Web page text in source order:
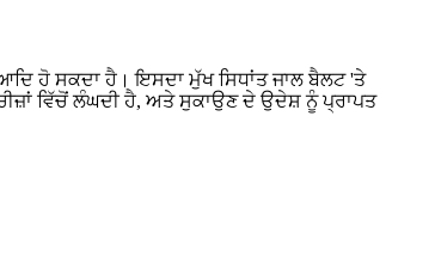
ਹੋ ਸਕਦਾ ਹੈ। ਇਸਦਾ ਮੁੱਖ ਸਿਧਾਂਤ ਜਾਲ ਬੈਲਟ 'ਤੇ
ਵਿੱਚੋਂ ਲੰਘਦੀ ਹੈ, ਅਤੇ ਸੁਕਾਉਣ ਦੇ ਉਦੇਸ਼ ਨੂੰ ਪ੍ਰਾਪਤ